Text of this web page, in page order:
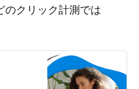
のクリック計測では